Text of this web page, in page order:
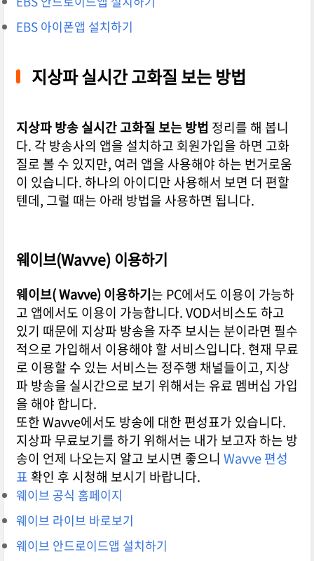
EBS 아이폰앱 설치하기
지상파 실시간 고화질 보는 방법
지상파 방송 실시간 고화질 보는 방법 정리를 해 봅니
다. 각 방송사의 앱을 설치하고 회원가입을 하면 고화
질로 볼 수 있지만, 여러 앱을 사용해야 하는 번거로움
이 있습니다. 하나의 아이디만 사용해서 보면 더 편할
텐데, 그럴 때는 아래 방법을 사용하면 됩니다.
웨이브(Wavve) 이용하기
웨이브( Wavve) 이용하기는 PC에서도 이용이 가능하
고 앱에서도 이용이 가능합니다. VOD서비스도 하고
있기 때문에 지상파 방송을 자주 보시는 분이라면 필수
적으로 가입해서 이용해야 할 서비스입니다. 현재 무료
로 이용할 수 있는 서비스는 정주행 채널들이고, 지상
파 방송을 실시간으로 보기 위해서는 유료 멤버십 가입
을 해야 합니다.
또한 Wavve에서도 방송에 대한 편성표가 있습니다.
지상파 무료보기를 하기 위해서는 내가 보고자 하는 방
송이 언제 나오는지 알고 보시면 좋으니 Wavve 편성
표 확인 후 시청해 보시기 바랍니다.
웨이브 공식 홈페이지
웨이브 라이브 바로보기
웨이브 안드로이드앱 설치하기